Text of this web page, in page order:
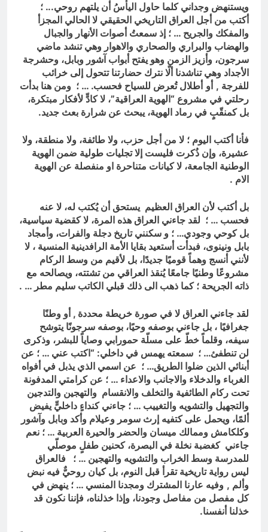
ويستنهض وجداني كلما حاول اليأسُ أن يلتهم روحي... ؛
أكتب من أجل العراق التاريخي الحقيقي لا الحالي المجزأ
والمفكك والجريح … ؛ إذ سمعتُ أصوات الأنهار والجبال
والهضاب والبراري والصحاري والاهوار وهي تنشد ماضي
سرجون، وأزيز الزمن وهو يفتح أبواب آشور وبابل، وحشرجة
الأجداد وهي تناشدنا ألّا نترك حضارتنا تتحول إلى خرائب
للفرجة , أو أطلال تُعرض للسياح فحسب. … ؛ ومن هنا بدأت
رحلتي في مشروع “الهوية العراقية”، لا كادٍّ لأفكار مبتكرة،
بل كمنقّبٍ في رماد الهوية، يبحث عن شرارة بعث جديد.
فأنا أكتب اليوم ؛ لا من أجل حزب، ولا طائفة، ولا منطقة، ولا
عشيرة، وإن ذُكرت فليست إلا تجليات طولية ضمن الهوية
الوطنية الجامعة، لا كيانات متناحرة او منفصلة عن الهوية
الام .
بل أكتب لأن العراق العظيم يستحق أن يُكتب له، لا عنه
فحسب … ؛ لقد جاءني العراق هذه المرة، لا كقضية سياسية،
بل كوحي وجودي… ؛ و سكنني تاريخ دجلة والفرات، وأمجاد
بابل ونينوى، فبدأت أستعيد بقايا الأمة الرافدينية المنسية ، لا
لأنني أنسج وهماً قوميًا جديدًا، بل لأقيم من وسط الركام
مشروعًا وطنيًا جامعًا يُنقذ العراقي من تشتته، ويصالحه مع
ذاته الجريحة ؛ كما ذهب الى ذلك قبلي الكاتب سليم مطر … .
لقد جاءني العراق لا في صورة خريطة محددة , أو وطنًا
جغرافيًا ، بل جاءني بوصفه وحيًا، بوصفه سرجونًا يتوشح
سيفه، وقلماً خطّ على مسلّة حمورابي وصاياً للبشر، وذكرى
لن تنطفئ… ؛ سمعته يهمس في داخلي: “اكتب عني … ؛ عن
أبنائي الذين ضلوا الطريق… ؛ عن اسمي الذي يذبل في أفواه
الغرباء والدخلاء والاجانب والاعداء … ؛ عن كرامتي المدفونة
تحت ركام الطائفية والتخلف والانقسام والتهجين والتدجين
والتجهيل والتشويه والتغييب … ؛ جاءني كنداءٍ داخليٍّ يفيض
ألمًا، ويحمل على كتفيه إرث سومر وعيلام وأكد وبابل وآشور
وكلكامش وممالك ميسان والحضر والحيرة العربية … ؛ نعم
جاءني كغضبة نخلة في البصرة، كحنين طفلٍ موصلّي
للمدرسة وسط الخراب والتشويه والتهجين … ؛ فالعراق
ليس رواية تاريخية تقرأ قبل النوم، بل كيان روحيٌّ فيه نبض
وألم , وفيه عارنا المشترك ومجدنا المنسي … ؛ ينهض في
كل مفصل من مفاصل وجودنا، وإذا خذلناه، فإننا نكون قد
خذلنا أنفسنا.